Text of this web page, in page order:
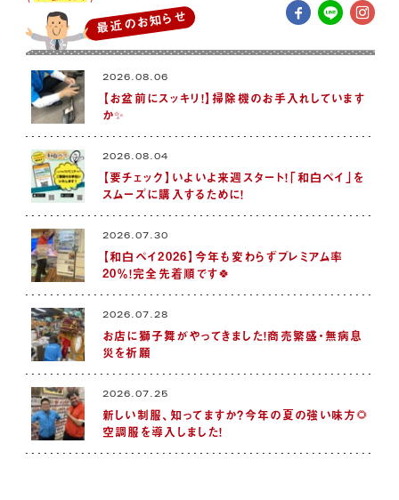
最近のお知らせ
2026.08.06
【お盆前にスッキリ！】掃除機のお手入れしています
か✨
2026.08.04
【要チェック】いよいよ来週スタート！「和白ペイ」を
スムーズに購入するために！
2026.07.30
【和白ペイ2026】今年も変わらずプレミアム率
20％！完全先着順です🍀
2026.07.28
お店に獅子舞がやってきました！商売繁盛・無病息
災を祈願
2026.07.25
新しい制服、知ってますか？今年の夏の強い味方🌻
空調服を導入しました！